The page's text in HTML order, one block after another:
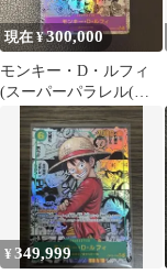
現在 ¥300,000
モンキー・D・ルフィ
(スーパーパラレル(コ
ミパラ)) OP09-119
¥349,999